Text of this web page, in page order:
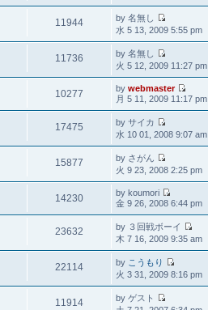
11944
by 名無し
水 5 13, 2009 5:55 pm
11736
by 名無し
火 5 12, 2009 11:27 pm
10277 bywebmaster
月 5 11, 2009 11:17 pm
17475
by サイカ
水 10 01, 2008 9:07 am
15877
by さがん
火 9 23, 2008 2:25 pm
14230
by koumori
金 9 26, 2008 6:44 pm
23632
by ３回戦ボーイ
木 7 16, 2009 9:35 am
22114 by こうもり
火 3 31, 2009 8:16 pm
11914
by ゲスト